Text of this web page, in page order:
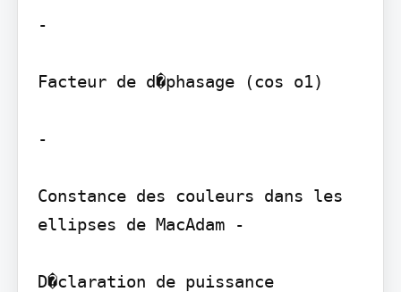
-
Facteur de d�phasage (cos o1)
-
Constance des couleurs dans les
ellipses de MacAdam -
D�claration de puissance